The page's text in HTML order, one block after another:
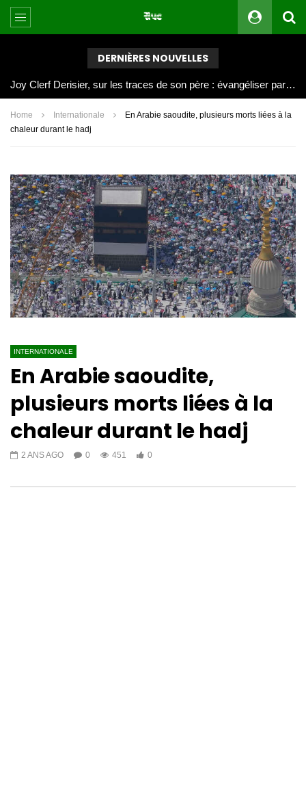
DERNIÈRES NOUVELLES
Joy Clerf Derisier, sur les traces de son père : évangéliser par la musique
Home Internationale
En Arabie saoudite, plusieurs morts liées à la
chaleur durant le hadj
INTERNATIONALE
En Arabie saoudite,
plusieurs morts liées à la
chaleur durant le hadj
2 ANS AGO 0 451 0